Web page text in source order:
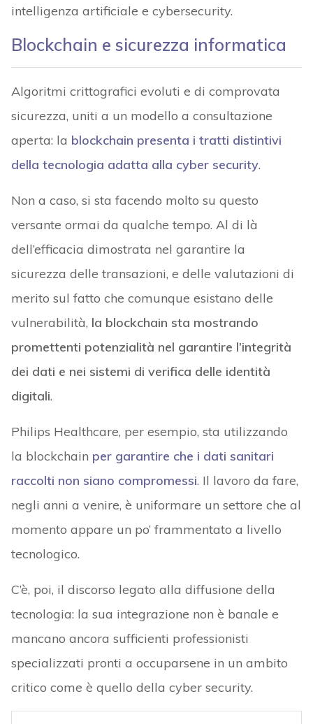
intelligenza artificiale e cybersecurity.
Blockchain e sicurezza informatica
Algoritmi crittografici evoluti e di comprovata
sicurezza, uniti a un modello a consultazione
aperta: la blockchain presenta i tratti distintivi
della tecnologia adatta alla cyber security.
Non a caso, si sta facendo molto su questo
versante ormai da qualche tempo. Al di là
dell’efficacia dimostrata nel garantire la
sicurezza delle transazioni, e delle valutazioni di
merito sul fatto che comunque esistano delle
vulnerabilità, la blockchain sta mostrando
promettenti potenzialità nel garantire l’integrità
dei dati e nei sistemi di verifica delle identità
digitali.
Philips Healthcare, per esempio, sta utilizzando
la blockchain per garantire che i dati sanitari
raccolti non siano compromessi. Il lavoro da fare,
negli anni a venire, è uniformare un settore che al
momento appare un po’ frammentato a livello
tecnologico.
C’è, poi, il discorso legato alla diffusione della
tecnologia: la sua integrazione non è banale e
mancano ancora sufficienti professionisti
specializzati pronti a occuparsene in un ambito
critico come è quello della cyber security.